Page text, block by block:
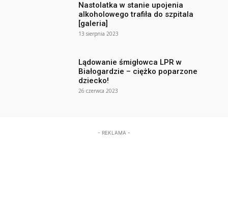
Nastolatka w stanie upojenia
alkoholowego trafiła do szpitala
[galeria]
13 sierpnia 2023
Lądowanie śmigłowca LPR w
Białogardzie – ciężko poparzone
dziecko!
26 czerwca 2023
- REKLAMA -